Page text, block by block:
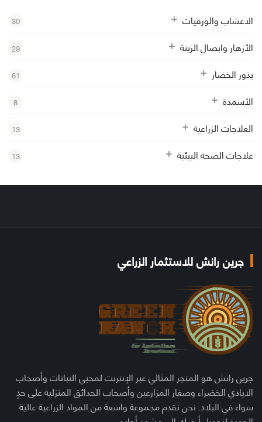
الاعشاب والورقيات 30
الأزهار وابصال الزينة 29
بذور الخضار 61
الأسمدة 8
العلاجات الزراعية 13
علاجات الصحة البيئية 13
جرين رانش للاستثمار الزراعي
جرين رانش هو المتجر المثالي عبر الإنترنت لمحبي النباتات وأصحاب
الايادي الخضراء وصغار المزارعين وأصحاب الحدائق المنزلية على حدٍ
سواء في البلاد. نحن نقدم مجموعة واسعة من المواد الزراعية عالية